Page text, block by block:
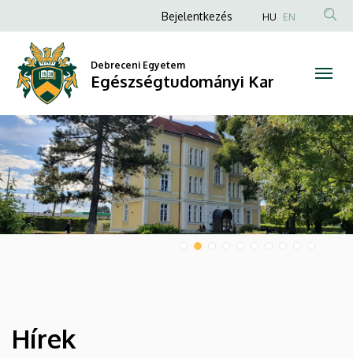
Egészségtudományi
Kar
Anonim
fiók
menüje
Bejelentkezés HU EN
Debreceni Egyetem
Egészségtudományi Kar
DIAVETÍTÉS
HÍREK
Hírek